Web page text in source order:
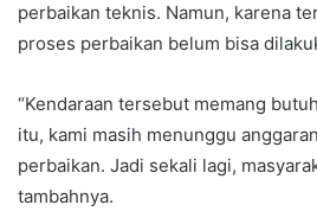
perbaikan teknis. Namun, karena
proses perbaikan belum bisa
“Kendaraan tersebut memang
itu, kami masih menunggu
perbaikan. Jadi sekali lagi,
tambahnya.